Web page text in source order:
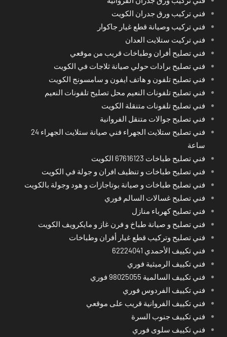
فني تركيب ورق جدران الكويت
فني تركيب وصيانة قطع غيار جاكوار
فني تركيت ستلايت العدان
فني تصليح أفران وطباخات قريب من موقعي
فني تصليح برادات حولي صيانة ثلاجات في الكويت
فني تصليح تلفون و هاتف ايفون و سامسونج الكويت
فني تصليح تلفونات النعيم محل تصليح تلفونات النعيم
فني تصليح تلفونات متنقلة الكويت
فني تصليح جوالات متنقل الفروانية
فني تصليح ستلايت الجهراء فني صيانة ستلايت الجهراء 24
ساعة
فني تصليح طباخات 67616123 الكويت
فني تصليح طباخات و تنظيف افران و جولة في الكويت
فني تصليح طباخات و صيانة بوتاجازات و هود وجولة بالكويت
فني تصليح غسالات السالم فوري
فني تصليح كهرباء منازل
فني تصليح و صيانة طباخ و فرن غاز و مايكرويف الكويت
فني تصليح وتركيب قطع غيار أفران وطباخات
فني تكييف الأحمدي 62224041
فني تكييف الرميثية فوري
فني تكييف السالمية 98025055 فوري
فني تكييف الفردوس فوري
فني تكييف الفروانية قريب على موقعي
فني تكييف جنوب السرة
فني تكييف سلوى فوري